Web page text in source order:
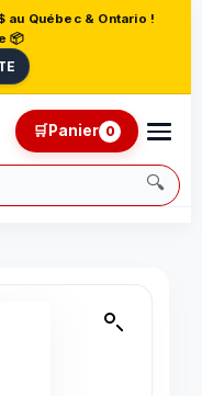
au Québec & Ontario !
📦
🔍
🛒Panier 0